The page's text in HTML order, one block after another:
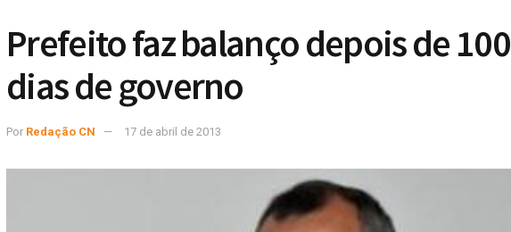
Prefeito faz balanço depois de 100
dias de governo
Por Redação CN 17 de abril de 2013